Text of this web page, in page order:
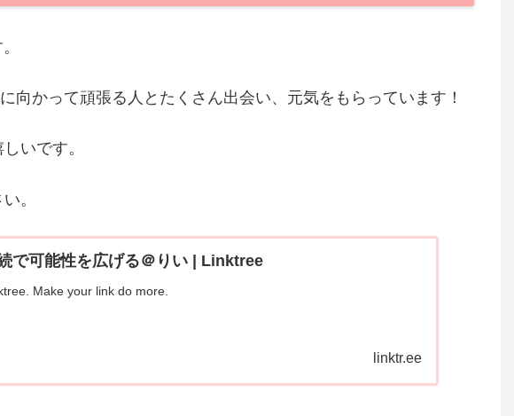
向かって頑張る人とたくさん出会い、元気をもらっています！
いです。
。
で可能性を広げる＠りい | Linktree
Make your link do more.
linktr.ee